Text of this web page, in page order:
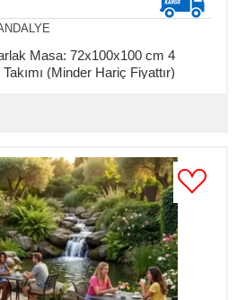
Masa: 72x100x100 cm 4
(Minder Hariç Fiyattır)